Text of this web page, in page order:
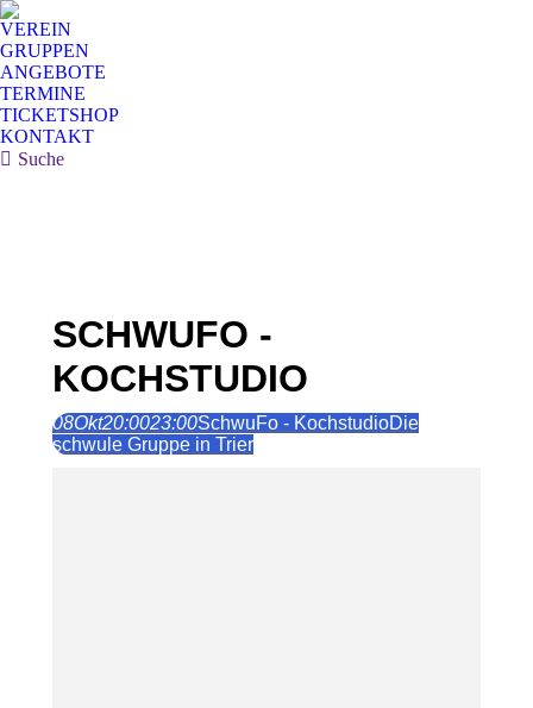
VEREIN
GRUPPEN
ANGEBOTE
TERMINE
TICKETSHOP
KONTAKT
Search:
Suche
SCHWUFO -
KOCHSTUDIO
08Okt20:0023:00SchwuFo - KochstudioDie
schwule Gruppe in Trier